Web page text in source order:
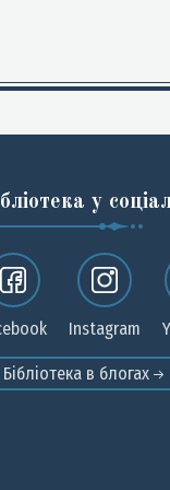
у
Instagram
Бібліотека в блогах